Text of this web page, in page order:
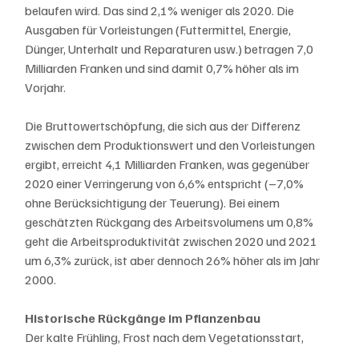
belaufen wird. Das sind 2,1% weniger als 2020. Die
Ausgaben für Vorleistungen (Futtermittel, Energie,
Dünger, Unterhalt und Reparaturen usw.) betragen 7,0
Milliarden Franken und sind damit 0,7% höher als im
Vorjahr.
Die Bruttowertschöpfung, die sich aus der Differenz
zwischen dem Produktionswert und den Vorleistungen
ergibt, erreicht 4,1 Milliarden Franken, was gegenüber
2020 einer Verringerung von 6,6% entspricht (–7,0%
ohne Berücksichtigung der Teuerung). Bei einem
geschätzten Rückgang des Arbeitsvolumens um 0,8%
geht die Arbeitsproduktivität zwischen 2020 und 2021
um 6,3% zurück, ist aber dennoch 26% höher als im Jahr
2000.
Historische Rückgänge im Pflanzenbau
Der kalte Frühling, Frost nach dem Vegetationsstart,